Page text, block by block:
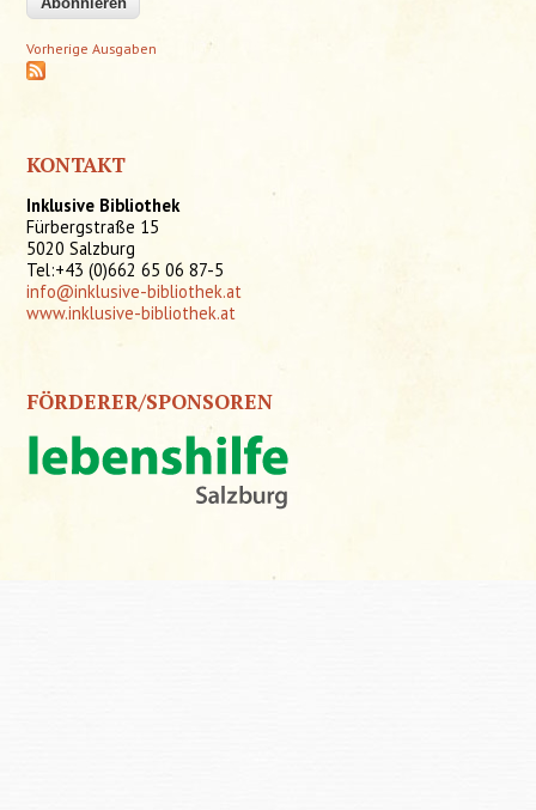
Vorherige Ausgaben
KONTAKT
Inklusive Bibliothek
Fürbergstraße 15
5020 Salzburg
Tel:+43 (0)662 65 06 87-5
info@inklusive-bibliothek.at
www.inklusive-bibliothek.at
FÖRDERER/SPONSOREN